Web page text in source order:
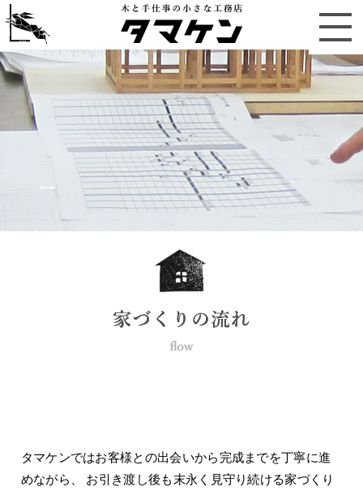
タマケンではお客様との出会いから完成までを丁寧に進
めながら、 お引き渡し後も末永く見守り続ける家づくり